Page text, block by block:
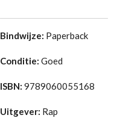
Bindwijze: Paperback
Conditie: Goed
ISBN: 9789060055168
Uitgever: Rap